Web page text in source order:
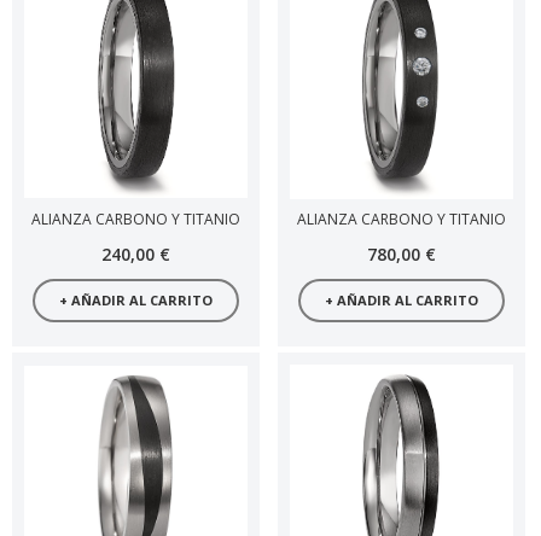
ALIANZA CARBONO Y TITANIO
240,00 €
+ AÑADIR AL CARRITO
ALIANZA CARBONO Y TITANIO
780,00 €
+ AÑADIR AL CARRITO